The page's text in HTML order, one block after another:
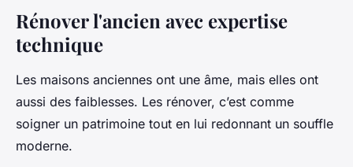
Rénover l'ancien avec expertise
technique
Les maisons anciennes ont une âme, mais elles ont
aussi des faiblesses. Les rénover, c’est comme
soigner un patrimoine tout en lui redonnant un souffle
moderne.